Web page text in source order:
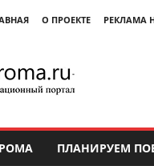
О ПРОЕКТЕ РЕКЛАМА
ПЛАНИРУЕМ